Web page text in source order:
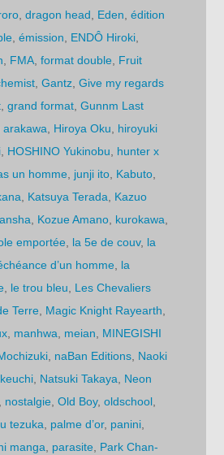
,dragon head Eden ,édition
,émission ENDÔ Hiroki
FMA ,format double Fruit
,Gantz ,Give my regards
,grand format ,Gunnm Last
arakawa Hiroya Oku
hiroyuki
HOSHINO Yukinobu
hunter x
un homme junji ito Kabuto
Katsuya Terada
Kazuo
Kozue Amano kurokawa
emportée la 5e de couv, la
d’un homme la
le trou bleu
Les Chevaliers
Terre Magic Knight Rayearth
manhwa meian
MINEGISHI
naBan Editions Naoki
Natsuki Takaya
Neon
nostalgie ,Old Boy,oldschool
tezuka palme d’or, panini
manga parasite Park Chan-